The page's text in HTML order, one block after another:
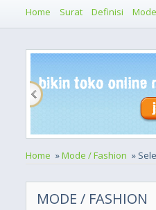
Home Surat Definisi
Home »Mode / Fashion »
MODE / FASHION